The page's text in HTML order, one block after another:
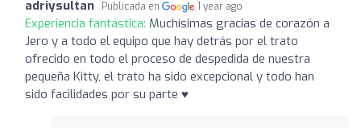
adriysultan Publicada en 1 year ago
Experiencia fantástica: Muchísimas gracias de corazón a
Jero y a todo el equipo que hay detrás por el trato
ofrecido en todo el proceso de despedida de nuestra
pequeña Kitty, el trato ha sido excepcional y todo han
sido facilidades por su parte ♥️